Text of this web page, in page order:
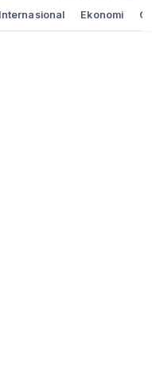
Internasional Ekonomi